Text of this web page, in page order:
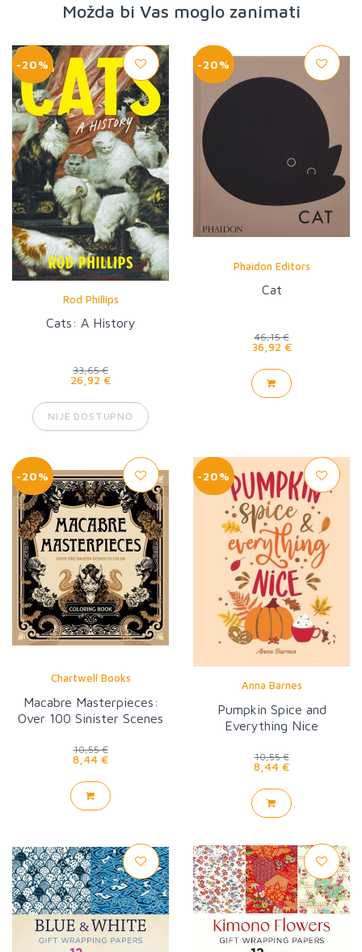
Možda bi Vas moglo zanimati
-20%
Rod Phillips
Cats: A History
33,65 €
26,92 €
NIJE DOSTUPNO
-20%
Phaidon Editors
Cat
46,15 €
36,92 €
-20%
Chartwell Books
Macabre Masterpieces:
Over 100 Sinister Scenes
10,55 €
8,44 €
-20%
Anna Barnes
Pumpkin Spice and
Everything Nice
10,55 €
8,44 €